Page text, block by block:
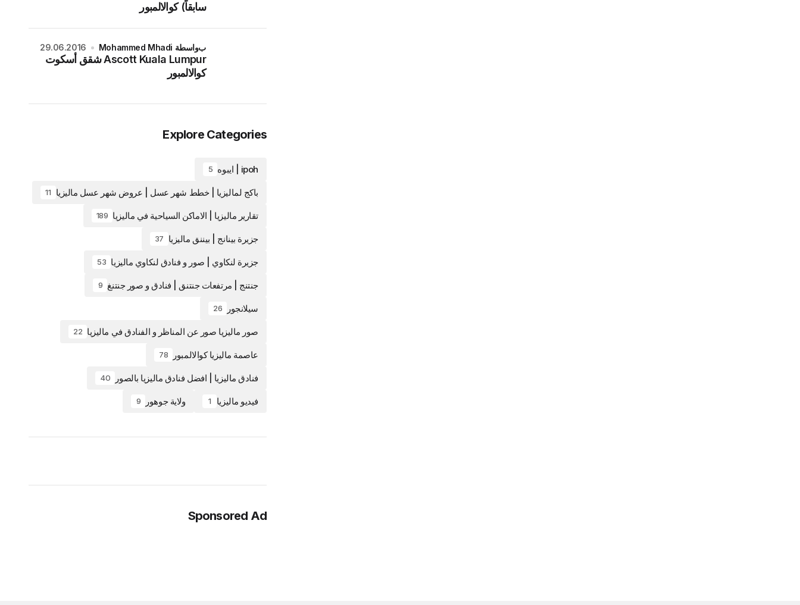
سابقاً) كوالالمبور
Ascott Kuala Lumpur شقق أسكوت
كوالالمبور
بواسطة Mohammed Mhadi 29.06.2016
Explore Categories
ipoh | ايبوه 5
باكج لماليزيا | خطط شهر عسل | عروض شهر عسل ماليزيا 11
تقارير ماليزيا | الاماكن السياحية في ماليزيا 189
جزيرة بينانج | بيننق ماليزيا 37
جزيرة لنكاوي | صور و فنادق لنكاوي ماليزيا 53
جنتنج | مرتفعات جنتنق | فنادق و صور جنتنغ 9
سيلانجور 26
صور ماليزيا صور عن المناظر و الفنادق في ماليزيا 22
عاصمة ماليزيا كوالالمبور 78
فنادق ماليزيا | افضل فنادق ماليزيا بالصور 40
فيديو ماليزيا 1 ولاية جوهور 9
Sponsored Ad